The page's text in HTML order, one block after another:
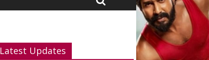
Latest Updates